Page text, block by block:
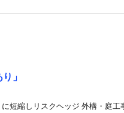
」
短縮しリスクヘッジ 外構・庭工